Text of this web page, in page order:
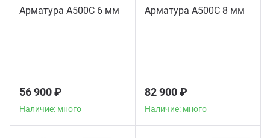
Арматура А500С 6 мм
56 900 ₽
Наличие: много
Арматура А500С 8 мм
82 900 ₽
Наличие: много